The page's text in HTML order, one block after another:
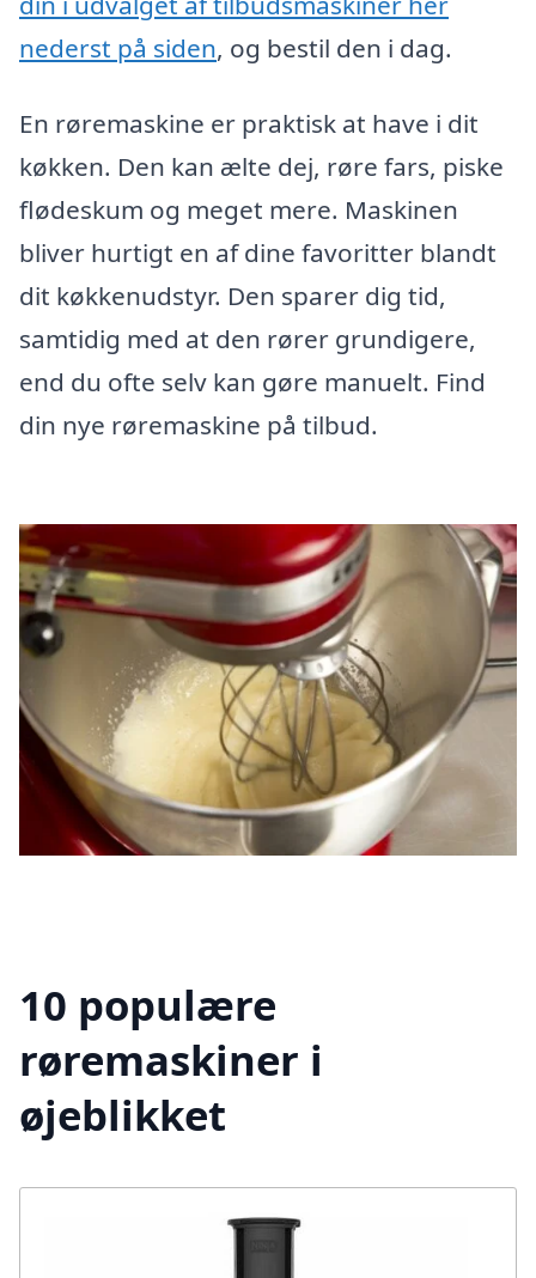
nederst på siden, og bestil den i dag.
En røremaskine er praktisk at have i dit
køkken. Den kan ælte dej, røre fars, piske
flødeskum og meget mere. Maskinen
bliver hurtigt en af dine favoritter blandt
dit køkkenudstyr. Den sparer dig tid,
samtidig med at den rører grundigere,
end du ofte selv kan gøre manuelt. Find
din nye røremaskine på tilbud.
10 populære
røremaskiner i
øjeblikket